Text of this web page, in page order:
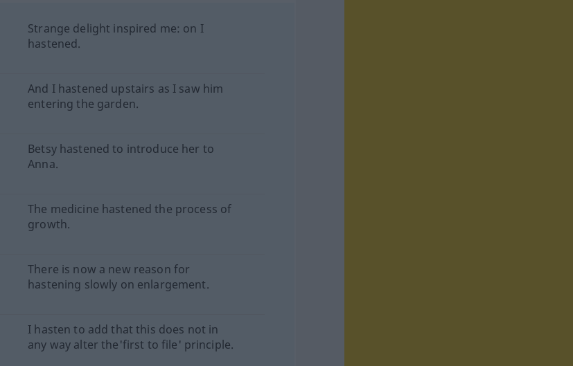
Strange delight inspired me: on I
hastened.
And I hastened upstairs as I saw him
entering the garden.
Betsy hastened to introduce her to
Anna.
The medicine hastened the process of
growth.
There is now a new reason for
hastening slowly on enlargement.
I hasten to add that this does not in
any way alter the'first to file' principle.